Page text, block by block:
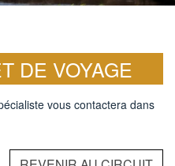
DE VOYAGE
vous contactera dans